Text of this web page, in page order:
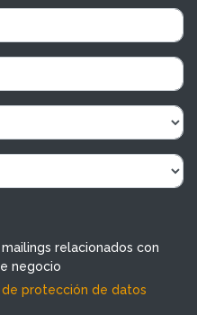
relacionados con
negocio
protección de datos